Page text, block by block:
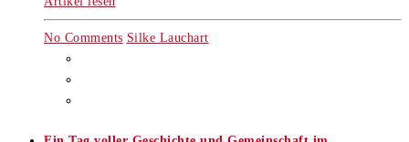
No Comments Silke Lauchart